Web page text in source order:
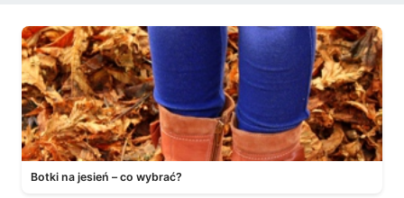
Botki na jesień – co wybrać?